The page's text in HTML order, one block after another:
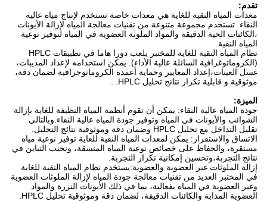
تقدم:
معدات المياه النقية للغاية هي معدات خاصة تستخدم لإنتاج مياه عالية
النقاء. تستخدم مجموعة متنوعة من تقنيات معالجة المياه لإزالة الأيونات
،الكائنات الحية الدقيقة والمواد الملوثة العضوية في المياه لتوفير نوعية
المياه النقية.
نظام المياه النقية للغاية للمختبر يلعب دورا هاما في تطبيقات HPLC
(الكروماتوغرافية السائلة عالية الأداء). يمكن استخدامه لإعداد المذيبات،
غسل العينات،إعداد المعايير وحماية أعمدة الكروماتوجرافية لضمان دقة،
موثوقية و قابلية تكرار نتائج تحليل HPLC. .
الميزة:
جودة المياه عالية النقاء: يمكن أن تقوم أنظمة المياه النظيفة للغاية بإزالة
الشوائب والأيونات في المياه وتوفير جودة المياه عالية النقاء.وبالتالي
تقليل التداخل مع تحليل HPLC وضمان دقة وموثوقية نتائج التحليل.
الاتساق والاستقرار: يمكن لمعدات المياه النقية للغاية توفير نوعية مياه
مستقرة، والحفاظ على خصائص نوعية المياه المتسقة، وتجنب التباين في
نتائج التجربة،وتحسين إمكانية تكرار التجربة.
إزالة الملوثات غير العضوية والعضوية:يستخدم نظام المياه النقية للغاية
في المختبر العديد من تقنيات معالجة جودة المياه لإزالة الملوثات العضوية
وغير العضوية في المياه بفعالية، بما في ذلك الأيونات النزرة والمواد
العضوية المذابة والكائنات الدقيقة، لضمان دقة وموثوقية تحليل HPLC.